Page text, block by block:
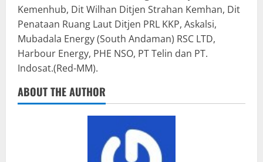
Kemenhub, Dit Wilhan Ditjen Strahan Kemhan, Dit
Penataan Ruang Laut Ditjen PRL KKP, Askalsi,
Mubadala Energy (South Andaman) RSC LTD,
Harbour Energy, PHE NSO, PT Telin dan PT.
Indosat.(Red-MM).
ABOUT THE AUTHOR